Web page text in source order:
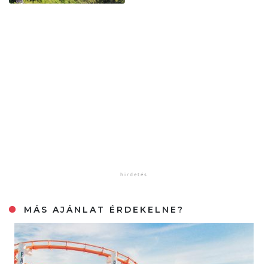
MÁS AJÁNLAT ÉRDEKELNE?